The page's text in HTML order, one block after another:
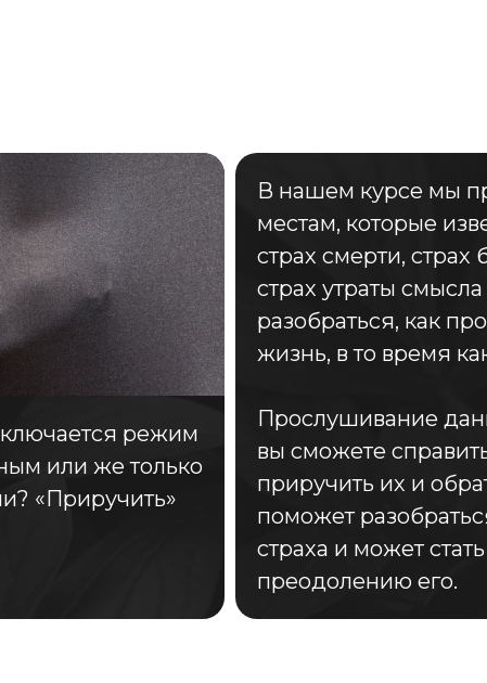
режим
или же только
«Приручить»
В нашем курсе мы
местам, которые
страх смерти, страх
страх утраты
разобраться, как
жизнь, в то время
Прослушивание
вы сможете
приручить их и
поможет
страха и может
преодолению его.